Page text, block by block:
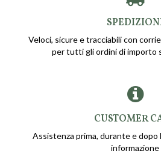
Veloci, sicure e tracciabili con
per tutti gli ordini di importo
CUSTOMER
Assistenza prima, durante e dopo
informazione